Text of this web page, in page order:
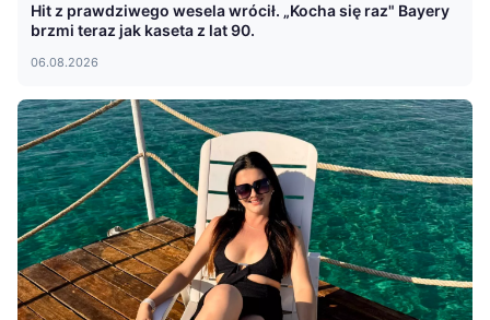
Hit z prawdziwego wesela wrócił. „Kocha się raz" Bayery
brzmi teraz jak kaseta z lat 90.
06.08.2026